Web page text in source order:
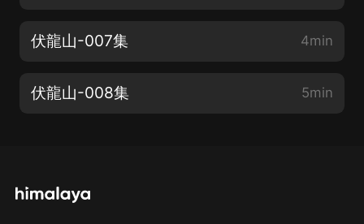
伏龍山-007集 4min
伏龍山-008集 5min